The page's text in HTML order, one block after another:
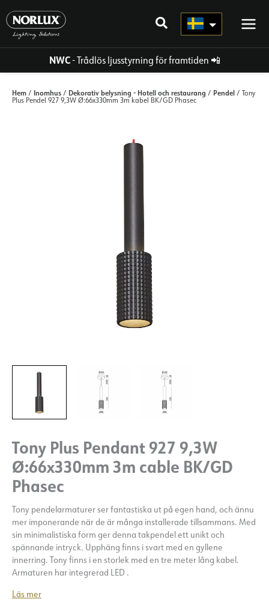
direkt
innehållet
NWC- Trådlös ljusstyrning för framtiden 📲
Hem / Inomhus / Dekorativ belysning - Hotell och restaurang / Pendel / Tony
Plus Pendel 927 9,3W Ø:66x330mm 3m kabel BK/GD Phasec
Tony Plus Pendant 927 9,3W
Ø:66x330mm 3m cable BK/GD
Phasec
Tony pendelarmaturer ser fantastiska ut på egen hand, och ännu
mer imponerande när de är många installerade tillsammans. Med
sin minimalistiska form ger denna takpendel ett unikt och
spännande intryck. Upphäng finns i svart med en gyllene
innerring. Tony finns i en storlek med en tre meter lång kabel.
Armaturen har integrerad LED .
Läs mer